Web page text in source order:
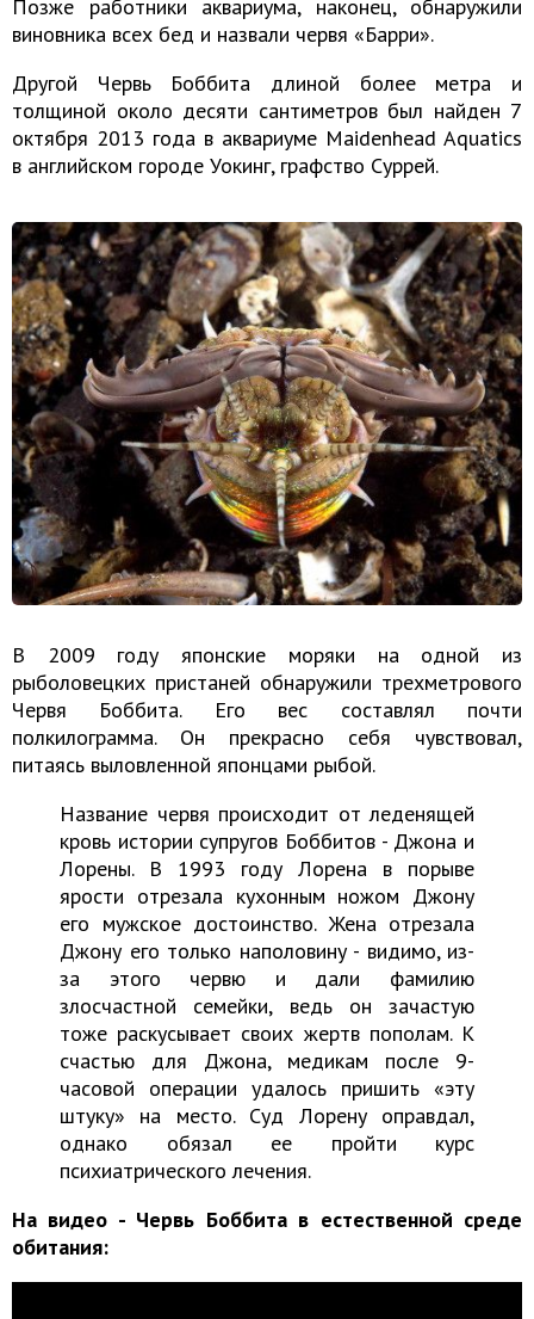
Позже работники аквариума, наконец, обнаружили
виновника всех бед и назвали червя «Барри».
Другой Червь Боббита длиной более метра и
толщиной около десяти сантиметров был найден 7
октября 2013 года в аквариуме Maidenhead Aquatics
в английском городе Уокинг, графство Суррей.
В 2009 году японские моряки на одной из
рыболовецких пристаней обнаружили трехметрового
Червя Боббита. Его вес составлял почти
полкилограмма. Он прекрасно себя чувствовал,
питаясь выловленной японцами рыбой.
Название червя происходит от леденящей
кровь истории супругов Боббитов - Джона и
Лорены. В 1993 году Лорена в порыве
ярости отрезала кухонным ножом Джону
его мужское достоинство. Жена отрезала
Джону его только наполовину - видимо, из-
за этого червю и дали фамилию
злосчастной семейки, ведь он зачастую
тоже раскусывает своих жертв пополам. К
счастью для Джона, медикам после 9-
часовой операции удалось пришить «эту
штуку» на место. Суд Лорену оправдал,
однако обязал ее пройти курс
психиатрического лечения.
На видео - Червь Боббита в естественной среде
обитания: